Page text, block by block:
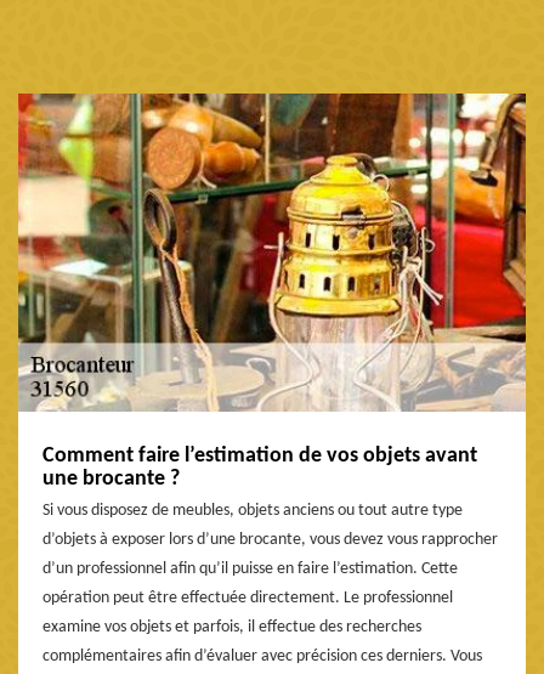
Comment faire l’estimation de vos objets avant
une brocante ?
Si vous disposez de meubles, objets anciens ou tout autre type
d’objets à exposer lors d’une brocante, vous devez vous rapprocher
d’un professionnel afin qu’il puisse en faire l’estimation. Cette
opération peut être effectuée directement. Le professionnel
examine vos objets et parfois, il effectue des recherches
complémentaires afin d’évaluer avec précision ces derniers. Vous